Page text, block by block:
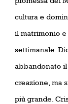
cultura e
il matrimonio e
settimanale.
abbandonato il
creazione, ma
più grande.